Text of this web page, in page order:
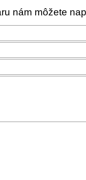
nám môžete